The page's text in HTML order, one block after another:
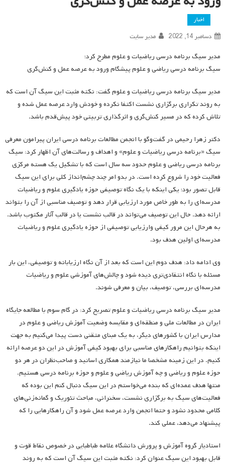
اخبار
دسامبر 14, 2022 مدیر سایت
مدیر سیگ برنامه درسی ریاضیات و علوم مطرح کرد؛
سیگ برنامه درسی ریاضی و علوم پیشگام ورود به عرصه عمل و کنش‌گری
مدیر سیگ برنامه درسی ریاضیات و علوم گفت: نکته مثبت این سیگ آن است که
به روند تکراری برگزاری نشست اکتفا نکرده و خودش وارد عرصه عمل شده و
تلاش کرده که در مسیر کنش‌گری و اثرگذاری تربیتی خود پیش‌قدم باشد.
دکتر زهرا رحیمی در گفت‌وگو با انجمن مطالعات برنامه درسی ایران پیرامون معرفی
سیگ «برنامه درسی ریاضیات و علوم» و اهداف و رسالت‌های آن اظهار کرد: سیگ
برنامه درسی ریاضی و علوم حدود سه سال است که با تشکیل یک هسته مرکزی
فعالیت خود را شروع کرده است. در بدو امر چند چشم‌انداز کلی برای این سیگ
قابل تصور بود؛ یکی اینکه با یک نگاه توصیفی حوزه یادگیری علوم و ریاضیات
مدرسه‌ای را به طور خاص مورد ارزیابی قرار دهد و توصیف مناسبی از آن را بتواند
ارائه دهد. حال این توصیف می‌تواند در قالب نشست‌ یا در قالب آثار مکتوب باشد.
به هرحال این مرور کیفی وارزیابی توصیفی از حوزه یادگیری علوم و ریاضیات
مدرسه‌ای اولین هدف بود.
وی ادامه داد: هدف دوم این است که بعد از آن نگاه ارزیابانه و توصیفی، این بار
مسئله با نگاه انتقادی‌تری دیده شود و چالش‌های آموزشی علوم و ریاضیات
مدرسه‌ای بررسی، توصیف، بیان و معرفی شوند.
مدیر سیگ برنامه درسی ریاضیات و علوم تصریح کرد: در گام سوم با مطالعه جایگاه
ایران در مطالعات ملی و منطقه‌ای و مقایسه وضعیت آموزش ریاضی و علوم در
مدارس ایران با کشورهای دیگر، به یک مبنای متقنی دست پیدا می‌کنیم به جهت
اینکه بتوانیم راهکارهای مناسبی برای بهبود کیفی آموزش در این دو عرصه ارائه
کنیم. در این زمینه مشخصا ما نیازمند همکاری اساتید و صاحب‌نظران در هر دو
حوزه علوم و ریاضی و چه آموزش ریاضی و علوم و حوزه برنامه درسی هستیم.
منتها هدف عمده‌ای که بنده می‌خواستم در این سیگ دنبال کنم این بوده که
فعالیت‌های سیگ به برگزاری نشست، سخنرانی، مباحث تئوریک و گمانه‌زنی‌های
کلامی محدود نشود و حتما انجمن وارد عرصه عمل شود و آن راهکارهایی را که
پیشنهاد می‌دهد، عملی کند.
استادیار گروه آموزش و پرورش دانشگاه علامه طباطبایی در خصوص نقاط قوت و
قابل بهبود این سیگ عنوان کرد: نکته مثبت این سیگ آن است که به روند